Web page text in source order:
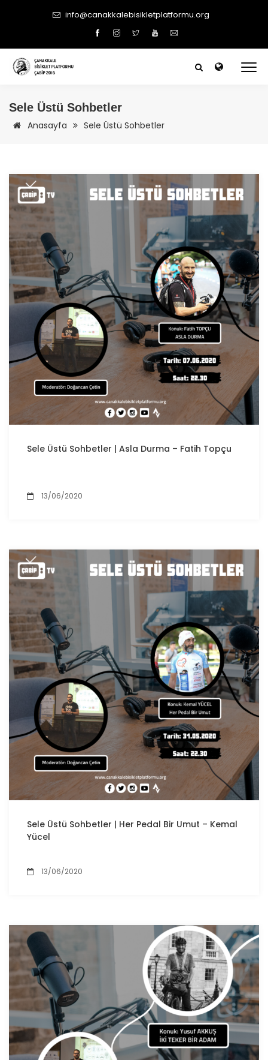
info@canakkalebisikletplatformu.org
Sele Üstü Sohbetler
Anasayfa Sele Üstü Sohbetler
Sele Üstü Sohbetler | Asla Durma – Fatih Topçu
13/06/2020
Sele Üstü Sohbetler | Her Pedal Bir Umut – Kemal
Yücel
13/06/2020